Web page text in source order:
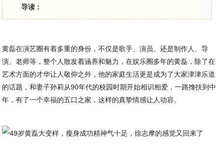
导读：
黄磊在演艺圈有着多重的身份，不仅是歌手、演员、还是制作人、导
演、老师等，整个人散发着涵养和魅力，在娱乐圈多年的黄磊，除了在
艺术方面的才华让人敬仰之外，他的家庭生活更是成为了大家津津乐道
的话题，和妻子孙莉从90年代的校园时期开始相识相爱，一路搀扶到中
年，有了一个幸福的五口之家，这样的真挚情感让人动容。